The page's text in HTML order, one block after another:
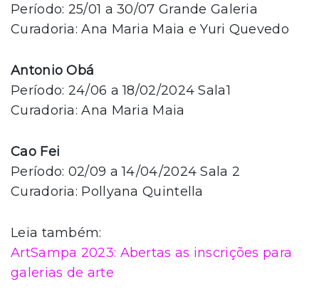
Período: 25/01 a 30/07 Grande Galeria
Curadoria: Ana Maria Maia e Yuri Quevedo
Antonio Obá
Período: 24/06 a 18/02/2024 Sala1
Curadoria: Ana Maria Maia
Cao Fei
Período: 02/09 a 14/04/2024 Sala 2
Curadoria: Pollyana Quintella
Leia também:
ArtSampa 2023: Abertas as inscrições para
galerias de arte